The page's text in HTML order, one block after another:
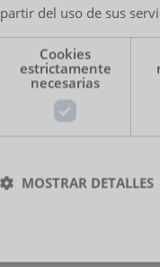
partir del uso de sus
Cookies
estrictamente
necesarias
MOSTRAR DETALLES